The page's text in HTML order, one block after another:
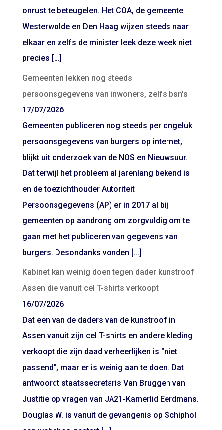
onrust te beteugelen. Het COA, de gemeente
Westerwolde en Den Haag wijzen steeds naar
elkaar en zelfs de minister leek deze week niet
precies […]
Gemeenten lekken nog steeds
persoonsgegevens van inwoners, zelfs bsn's
17/07/2026
Gemeenten publiceren nog steeds per ongeluk
persoonsgegevens van burgers op internet,
blijkt uit onderzoek van de NOS en Nieuwsuur.
Dat terwijl het probleem al jarenlang bekend is
en de toezichthouder Autoriteit
Persoonsgegevens (AP) er in 2017 al bij
gemeenten op aandrong om zorgvuldig om te
gaan met het publiceren van gegevens van
burgers. Desondanks vonden […]
Kabinet kan weinig doen tegen dader kunstroof
Assen die vanuit cel T-shirts verkoopt
16/07/2026
Dat een van de daders van de kunstroof in
Assen vanuit zijn cel T-shirts en andere kleding
verkoopt die zijn daad verheerlijken is "niet
passend", maar er is weinig aan te doen. Dat
antwoordt staatssecretaris Van Bruggen van
Justitie op vragen van JA21-Kamerlid Eerdmans.
Douglas W. is vanuit de gevangenis op Schiphol